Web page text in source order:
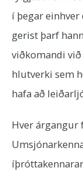
í þegar
gerist þarf
viðkomandi
hlutverki sem
hafa að
Hver árgangur